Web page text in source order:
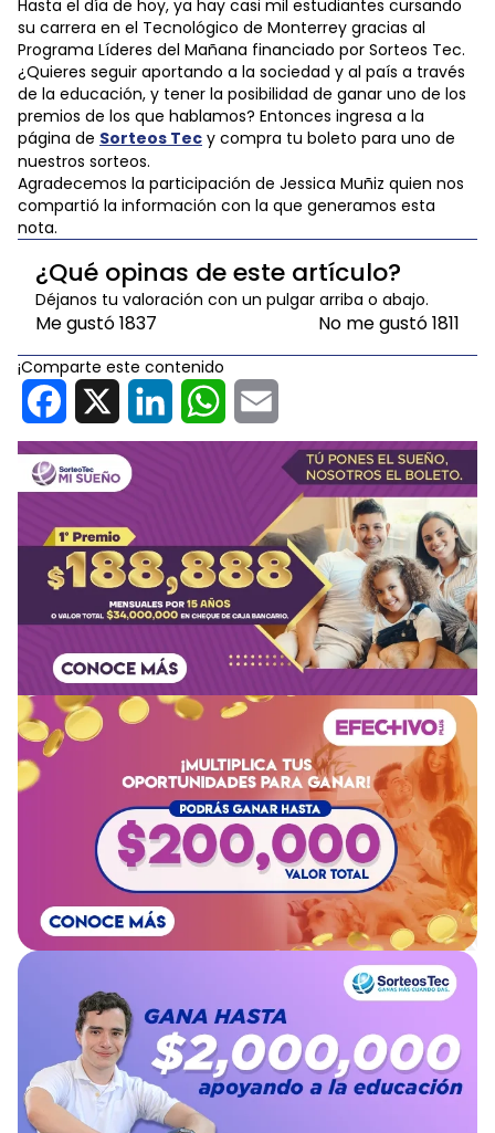
Hasta el día de hoy, ya hay casi mil estudiantes cursando
su carrera en el Tecnológico de Monterrey gracias al
Programa Líderes del Mañana financiado por Sorteos Tec.
¿Quieres seguir aportando a la sociedad y al país a través
de la educación, y tener la posibilidad de ganar uno de los
premios de los que hablamos? Entonces ingresa a la
página de Sorteos Tec y compra tu boleto para uno de
nuestros sorteos.
Agradecemos la participación de Jessica Muñiz quien nos
compartió la información con la que generamos esta
nota.
¿Qué opinas de este artículo?
Déjanos tu valoración con un pulgar arriba o abajo.
Me gustó1837 No me gustó1811
¡Comparte este contenido
Facebook LinkedInWhatsApp